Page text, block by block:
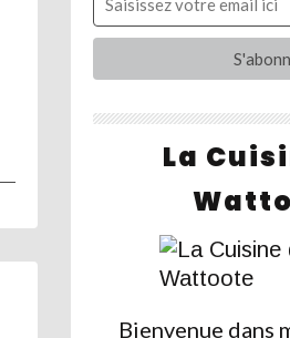
La
Bienvenue dans